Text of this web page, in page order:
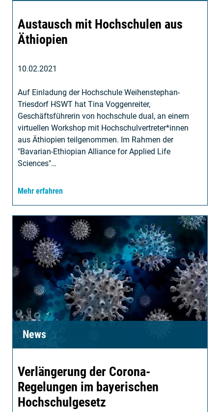
Austausch mit Hochschulen aus
Äthiopien
10.02.2021
Auf Einladung der Hochschule Weihenstephan-
Triesdorf HSWT hat Tina Voggenreiter,
Geschäftsführerin von hochschule dual, an einem
virtuellen Workshop mit Hochschulvertreter*innen
aus Äthiopien teilgenommen. Im Rahmen der
"Bavarian-Ethiopian Alliance for Applied Life
Sciences"…
Mehr erfahren
News
Verlängerung der Corona-
Regelungen im bayerischen
Hochschulgesetz